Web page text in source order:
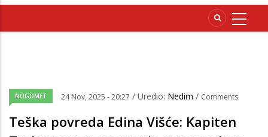
NOGOMET 24 Nov, 2025 - 20:27 / Uredio: Nedim / Comments
Teška povreda Edina Višće: Kapiten